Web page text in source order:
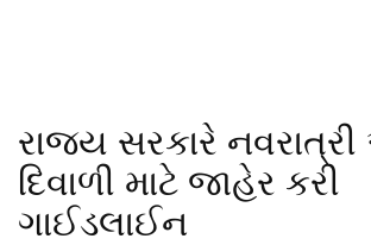
રાજ્ય સરકારે
દિવાળી માટે જાહેર કરી
ગાઈડલાઈન